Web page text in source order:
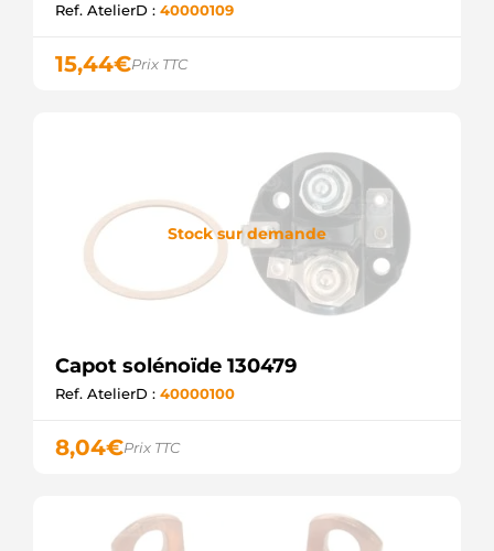
Ref. AtelierD : 40000109
15,44€Prix TTC
Stock sur demande
Capot solénoïde 130479
Ref. AtelierD : 40000100
8,04€Prix TTC